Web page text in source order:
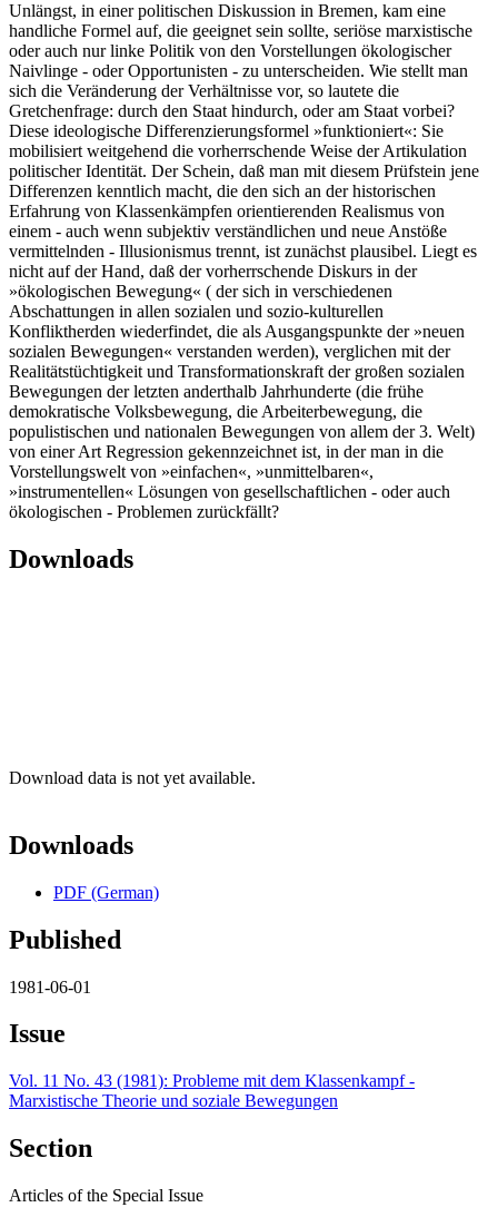
Unlängst, in einer politischen Diskussion in Bremen, kam eine
handliche Formel auf, die geeignet sein sollte, seriöse marxistische
oder auch nur linke Politik von den Vorstellungen ökologischer
Naivlinge - oder Opportunisten - zu unterscheiden. Wie stellt man
sich die Veränderung der Verhältnisse vor, so lautete die
Gretchenfrage: durch den Staat hindurch, oder am Staat vorbei?
Diese ideologische Differenzierungsformel »funktioniert«: Sie
mobilisiert weitgehend die vorherrschende Weise der Artikulation
politischer Identität. Der Schein, daß man mit diesem Prüfstein jene
Differenzen kenntlich macht, die den sich an der historischen
Erfahrung von Klassenkämpfen orientierenden Realismus von
einem - auch wenn subjektiv verständlichen und neue Anstöße
vermittelnden - Illusionismus trennt, ist zunächst plausibel. Liegt es
nicht auf der Hand, daß der vorherrschende Diskurs in der
»ökologischen Bewegung« ( der sich in verschiedenen
Abschattungen in allen sozialen und sozio-kulturellen
Konfliktherden wiederfindet, die als Ausgangspunkte der »neuen
sozialen Bewegungen« verstanden werden), verglichen mit der
Realitätstüchtigkeit und Transformationskraft der großen sozialen
Bewegungen der letzten anderthalb Jahrhunderte (die frühe
demokratische Volksbewegung, die Arbeiterbewegung, die
populistischen und nationalen Bewegungen von allem der 3. Welt)
von einer Art Regression gekennzeichnet ist, in der man in die
Vorstellungswelt von »einfachen«, »unmittelbaren«,
»instrumentellen« Lösungen von gesellschaftlichen - oder auch
ökologischen - Problemen zurückfällt?
Downloads
Download data is not yet available.
Downloads
PDF (German)
Published
1981-06-01
Issue
Vol. 11 No. 43 (1981): Probleme mit dem Klassenkampf -
Marxistische Theorie und soziale Bewegungen
Section
Articles of the Special Issue